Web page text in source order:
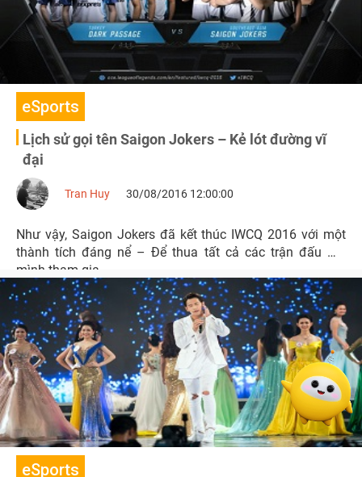
eSports
Lịch sử gọi tên Saigon Jokers – Kẻ lót đường vĩ
đại
Tran Huy 30/08/2016 12:00:00
Như vậy, Saigon Jokers đã kết thúc IWCQ 2016 với một
thành tích đáng nể – Để thua tất cả các trận đấu mà
mình tham gia.
eSports